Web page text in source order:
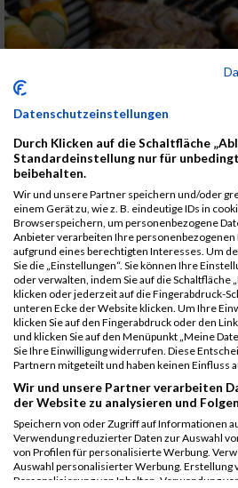
Ernährung und Laufen
Kaffee als Energieboost
Datenschutzeinstellungen
Durch Klicken auf die Schaltfläche
Standardeinstellung nur für
beibehalten.
Wir und unsere Partner speichern und/oder
einem Gerät zu, wie z. B. eindeutige IDs in
Browserspeichern, um personenbezogene
Anbieter verarbeiten Ihre
aufgrund eines berechtigten Interesses. Um
Sie die „Einstellungen“. Sie können Ihre
oder verwalten, indem Sie auf die Schaltfläche
klicken oder jederzeit auf die Fingerabdruck-
unteren Ecke der Website klicken. Um Ihre
klicken Sie auf den Fingerabdruck oder den
und klicken Sie auf den Menüpunkt „Meine
Sie Ihre Einwilligung widerrufen. Diese
Partnern mitgeteilt und haben keinen Einfluss
Wir und unsere Partner verarbeiten
der Website zu analysieren und
Speichern von oder Zugriff auf Informationen
Verwendung reduzierter Daten zur Auswahl
von Profilen für personalisierte Werbung.
Auswahl personalisierter Werbung. Erstellung
Personalisierung von Inhalten. Verwendung